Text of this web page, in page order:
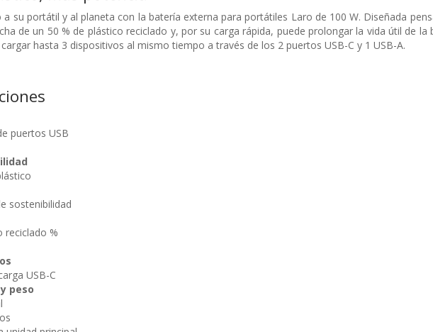
a su portátil y al planeta con la batería externa para portátiles Laro de 100 W. Diseñada
de un 50 % de plástico reciclado y, por su carga rápida, puede prolongar la vida útil de
hasta 3 dispositivos al mismo tiempo a través de los 2 puertos USB-C y 1 USB-A.
puertos USB
sostenibilidad
reciclado %
USB-C
peso